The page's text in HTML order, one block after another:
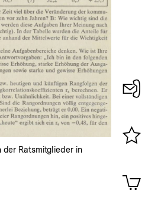
der Ratsmitglieder in